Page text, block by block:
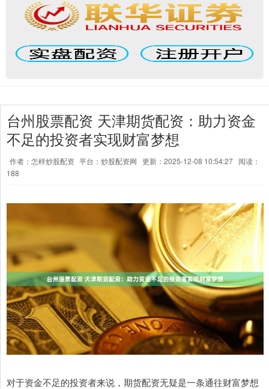
台州股票配资 天津期货配资：助力资金
不足的投资者实现财富梦想
作者：怎样炒股配资 平台：炒股配资网 更新：2025-12-08 10:54:27 阅读：
188
对于资金不足的投资者来说，期货配资无疑是一条通往财富梦想